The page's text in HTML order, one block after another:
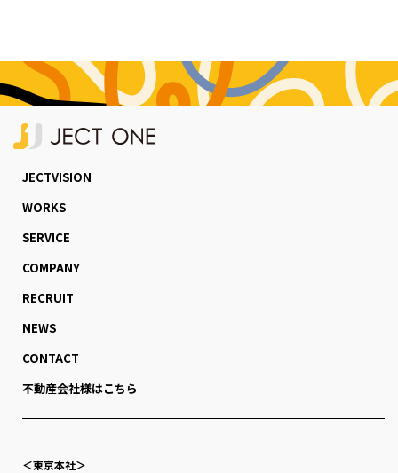
JECTVISION
WORKS
SERVICE
COMPANY
RECRUIT
NEWS
CONTACT
不動産会社様はこちら
＜東京本社＞